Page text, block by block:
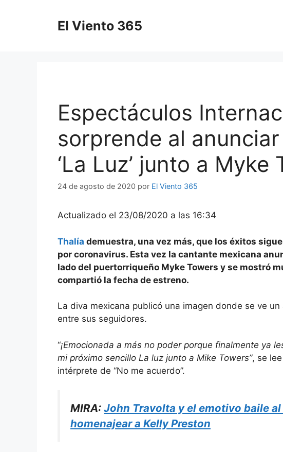
El Viento 365
Espectáculos
sorprende al
‘La Luz’ junto a Myke
24 de agosto de 2020 por El Viento 365
Actualizado el 23/08/2020 a las 16:34
Thalía demuestra, una vez más, que los éxitos
por coronavirus. Esta vez la cantante mexicana
lado del puertorriqueño Myke Towers y se mostró
compartió la fecha de estreno.
La diva mexicana publicó una imagen donde se ve
entre sus seguidores.
“¡Emocionada a más no poder porque finalmente ya
mi próximo sencillo La luz junto a Mike Towers”, se
intérprete de “No me acuerdo”.
MIRA: John Travolta y el emotivo baile
homenajear a Kelly Preston